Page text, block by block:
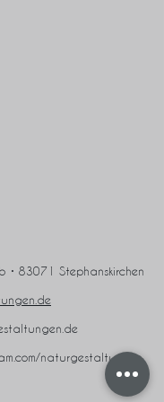
• 83071 Stephanskirchen
naturgestaltungen